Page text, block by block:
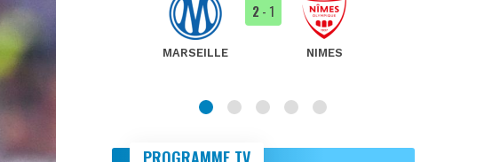
MARSEILLE MARSEILLE
2- 1
NIMES